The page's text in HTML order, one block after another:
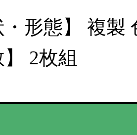
・形態】 複製
】 2枚組